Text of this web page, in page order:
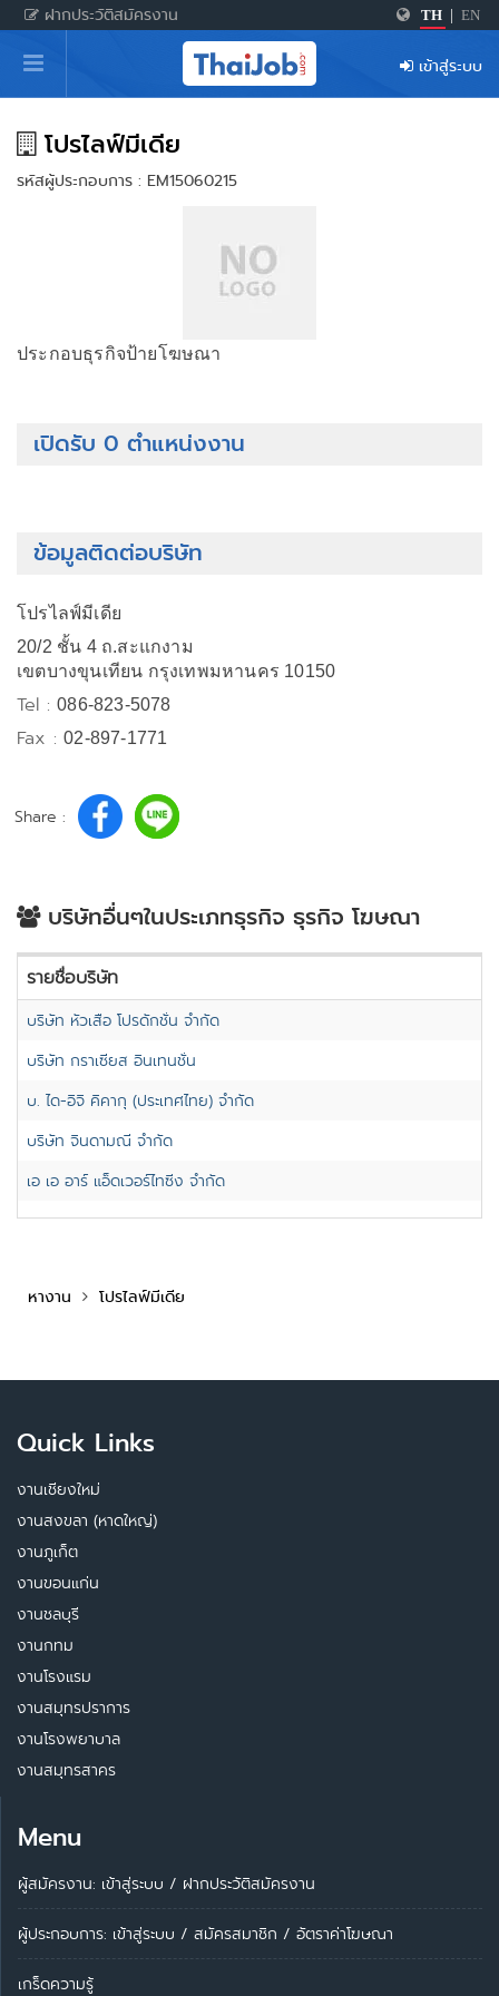
ฝากประวัติสมัครงาน TH EN
หน้าหลัก
ผู้สมัครงาน: เข้าสู่ระบบ
ฝากประวัติสมัครงาน
เกร็ดความรู้
เข้าสู่ระบบ
โปรไลฟ์มีเดีย
รหัสผู้ประกอบการ : EM15060215
ประกอบธุรกิจป้ายโฆษณา
เปิดรับ 0 ตำแหน่งงาน
ข้อมูลติดต่อบริษัท
โปรไลฟ์มีเดีย
20/2 ชั้น 4 ถ.สะแกงาม
เขตบางขุนเทียน กรุงเทพมหานคร 10150
Tel :086-823-5078
Fax :02-897-1771
Share :
บริษัทอื่นๆในประเภทธุรกิจ ธุรกิจ โฆษณา
รายชื่อบริษัท
บริษัท หัวเสือ โปรดักชั่น จำกัด
บริษัท กราเซียส อินเทนชั่น
บ. ได-อิจิ คิคากุ (ประเทศไทย) จำกัด
บริษัท จินดามณี จำกัด
เอ เอ อาร์ แอ็ดเวอร์ไทซิ่ง จำกัด
หางาน โปรไลฟ์มีเดีย
Quick Links
งานเชียงใหม่
งานสงขลา (หาดใหญ่)
งานภูเก็ต
งานขอนแก่น
งานชลบุรี
งานกทม
งานโรงแรม
งานสมุทรปราการ
งานโรงพยาบาล
งานสมุทรสาคร
Menu
ผู้สมัครงาน: เข้าสู่ระบบ / ฝากประวัติสมัครงาน
ผู้ประกอบการ: เข้าสู่ระบบ / สมัครสมาชิก / อัตราค่าโฆษณา
เกร็ดความรู้